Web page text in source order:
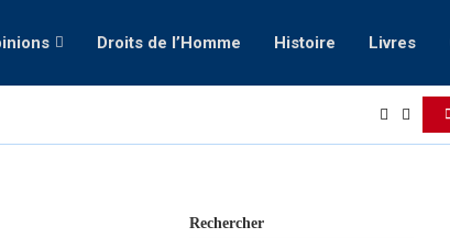
Droits de l’Homme Histoire Livres
Rechercher